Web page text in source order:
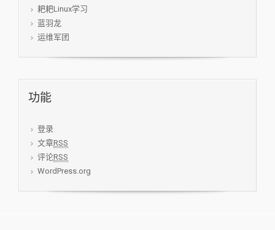
耙耙Linux学习
蓝羽龙
运维军团
功能
登录
文章RSS
评论RSS
WordPress.org